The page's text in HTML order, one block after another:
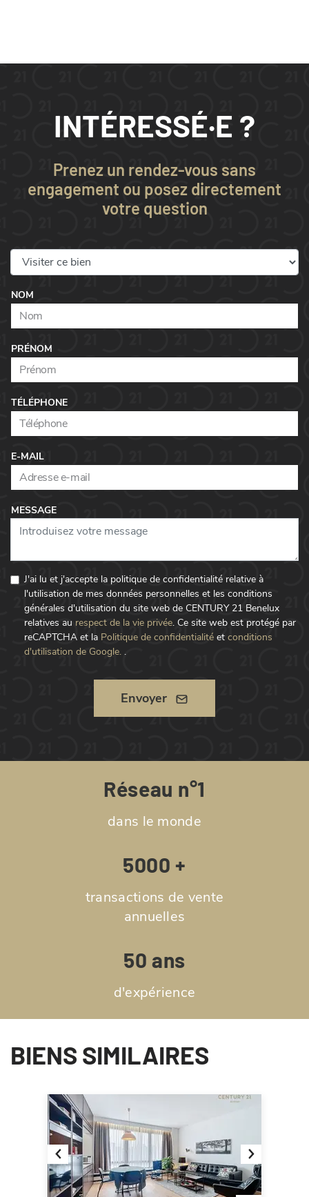
INTÉRESSÉ·E ?
Prenez un rendez-vous sans
engagement ou posez directement
votre question
NOM
PRÉNOM
TÉLÉPHONE
E-MAIL
MESSAGE
J'ai lu et j'accepte la politique de confidentialité relative à
l'utilisation de mes données personnelles et les conditions
générales d'utilisation du site web de CENTURY 21 Benelux
relatives au respect de la vie privée. Ce site web est protégé par
reCAPTCHA et la Politique de confidentialité et conditions
d'utilisation de Google. .
Envoyer
Réseau n°1
dans le monde
5000 +
transactions de vente
annuelles
50 ans
d'expérience
BIENS SIMILAIRES
Previous Next